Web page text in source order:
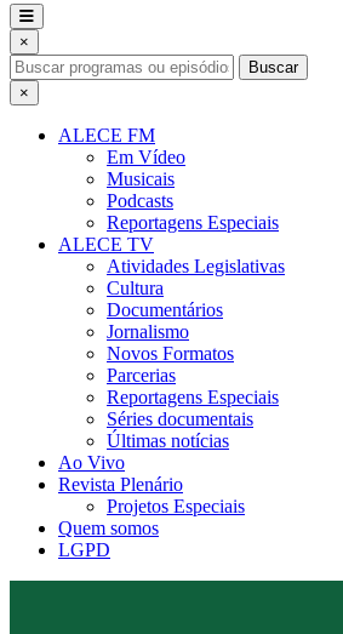
×
Buscar
×
ALECE FM
Em Vídeo
Musicais
Podcasts
Reportagens Especiais
ALECE TV
Atividades Legislativas
Cultura
Documentários
Jornalismo
Novos Formatos
Parcerias
Reportagens Especiais
Séries documentais
Últimas notícias
Ao Vivo
Revista Plenário
Projetos Especiais
Quem somos
LGPD